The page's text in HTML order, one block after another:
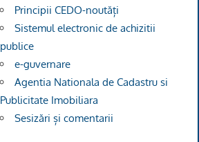
Principii CEDO-noutăți
Sistemul electronic de achizitii
publice
e-guvernare
Agentia Nationala de Cadastru si
Publicitate Imobiliara
Sesizări și comentarii